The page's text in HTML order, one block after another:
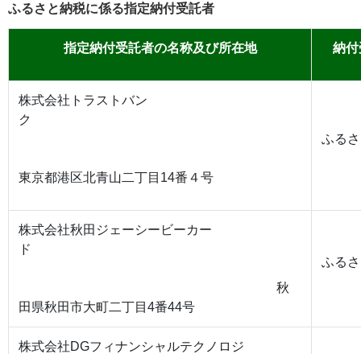
ふるさと納税に係る指定納付受託者
指定納付受託者の名称及び所在地 納
株式会社トラストバン
ク
東京都港区北青山二丁目14番４号
ふる
株式会社秋田ジェーシービーカー
ド
秋
田県秋田市大町二丁目4番44号
ふる
株式会社DGフィナンシャルテクノロジ